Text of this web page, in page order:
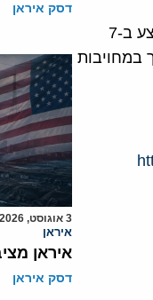
הוא דחה בדבריו את האפשרות כי איראן תעזוב את הסכם הגרעין והדגיש כי הצעדים שאיראן תבצע ב-7
במחויבות
דסק איראן
3 אוגוסט, 2026
איראן
איראן
דסק איראן